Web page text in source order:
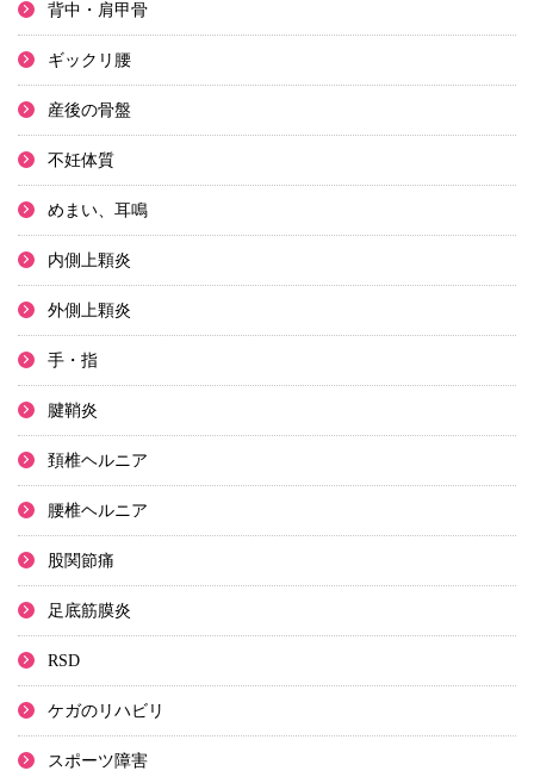
背中・肩甲骨
ギックリ腰
産後の骨盤
不妊体質
めまい、耳鳴
内側上顆炎
外側上顆炎
手・指
腱鞘炎
頚椎ヘルニア
腰椎ヘルニア
股関節痛
足底筋膜炎
RSD
ケガのリハビリ
スポーツ障害